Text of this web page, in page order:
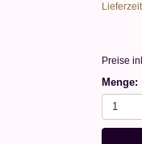
Preise
Menge:
1